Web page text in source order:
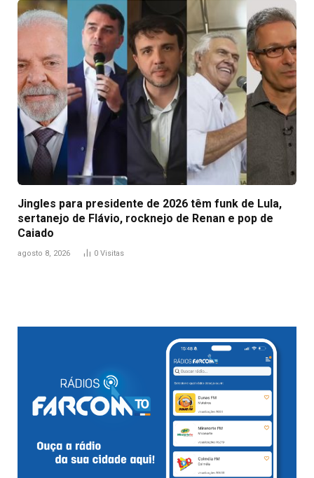
Jingles para presidente de 2026 têm funk de Lula,
sertanejo de Flávio, rocknejo de Renan e pop de
Caiado
agosto 8, 2026 0 Visitas